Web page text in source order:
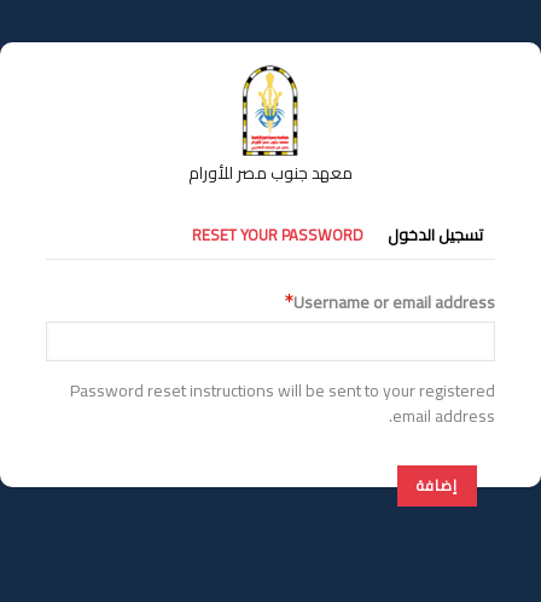
إلى
المحتوى
معهد جنوب مصر للأورام
التبويبات
الأساسية
تسجيل الدخول RESET YOUR PASSWORD
Username or email address
Password reset instructions will be sent to your registered
email address.